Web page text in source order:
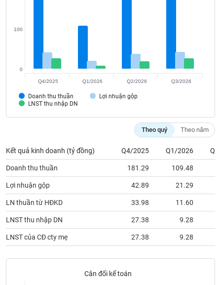
Doanh thu thuần
Lợi nhuận gộp
LNST thu nhập DN
0
100
Q4/2025 Q1/2026 Q2/2026 Q3/2026
Theo quý Theo năm
Kết quả kinh doanh (tỷ đồng) Q4/2025 Q1/2026
Doanh thu thuần 181.29 109.48
Lợi nhuận gộp 42.89 21.29
LN thuần từ HĐKD 33.98 11.60
LNST thu nhập DN 27.38 9.28
LNST của CĐ cty mẹ 27.38 9.28
Cân đối kế toán
Bài
viết
tác
Báo
cáo
phân
tích
(-)
Thuật
ngữ
(-)